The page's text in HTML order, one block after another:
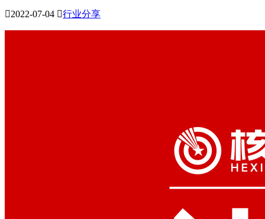
2022-07-04 行业分享